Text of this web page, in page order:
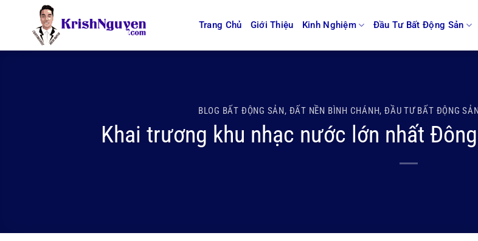
Trang Chủ Giới Thiệu Kinh Nghiệm Đầu Tư Bất Động Sản
BLOG BẤT ĐỘNG SẢN, ĐẤT NỀN BÌNH CHÁNH,ĐẦU TƯ BẤT ĐỘNG
Khai trương khu nhạc nước lớn nhất